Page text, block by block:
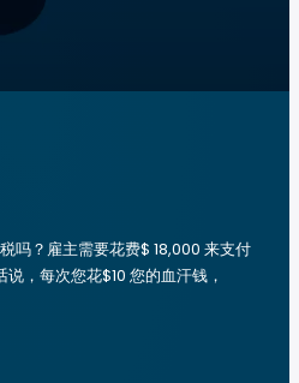
吗？雇主需要花费$ 18,000 来支付
，每次您花$10 您的血汗钱，